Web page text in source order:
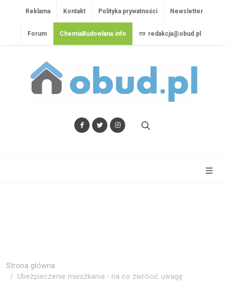
Reklama Kontakt Polityka prywatności Newsletter
Forum ChemiaBudowlana.info redakcja@obud.pl
Strona główna
Ubezpieczenie mieszkania - na co zwrócić uwagę